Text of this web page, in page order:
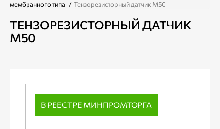
мембранного типа / Тензорезисторный датчик М50
ТЕНЗОРЕЗИСТОРНЫЙ ДАТЧИК
М50
В РЕЕСТРЕ МИНПРОМТОРГА